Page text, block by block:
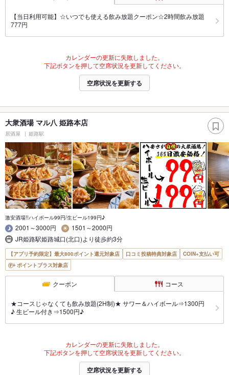
【当日利用可能】☆いつでも使える飲み放題クーポン☆2時間飲み放題
777円
カレンダーの更新に失敗しました。
下記ボタンを押して空席状況を更新してください。
空席状況を更新する
大衆酒場 マル八 姫路本店
居酒屋 姫路駅
激安酒場!!ハイボール99円/生ビール199円♪
2001～3000円
1501～2000円
JR姫路駅姫路城口(北口)より徒歩約3分
【アプリ予約限定】最大800ポイント還元対象店 口コミ投稿特典対象店
COIN+支払い可
ポイントプラス対象店
クーポン コース
★コースじゃなくても飲み放題(2H制)★ サワー＆ハイボール⇒1300円
♪ 生ビール付き⇒1500円♪
カレンダーの更新に失敗しました。
下記ボタンを押して空席状況を更新してください。
空席状況を更新する